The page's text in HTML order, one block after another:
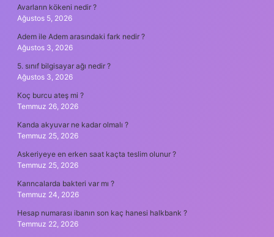
Avarların kökeni nedir ?
Ağustos 5, 2026
Adem ile Adem arasındaki fark nedir ?
Ağustos 3, 2026
5. sınıf bilgisayar ağı nedir ?
Ağustos 3, 2026
Koç burcu ateş mi ?
Temmuz 26, 2026
Kanda akyuvar ne kadar olmalı ?
Temmuz 25, 2026
Askeriyeye en erken saat kaçta teslim olunur ?
Temmuz 25, 2026
Karıncalarda bakteri var mı ?
Temmuz 24, 2026
Hesap numarası ibanın son kaç hanesi halkbank ?
Temmuz 22, 2026